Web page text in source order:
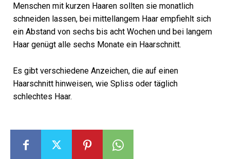
Menschen mit kurzen Haaren sollten sie monatlich
schneiden lassen, bei mittellangem Haar empfiehlt sich
ein Abstand von sechs bis acht Wochen und bei langem
Haar genügt alle sechs Monate ein Haarschnitt.
Es gibt verschiedene Anzeichen, die auf einen
Haarschnitt hinweisen, wie Spliss oder täglich
schlechtes Haar.